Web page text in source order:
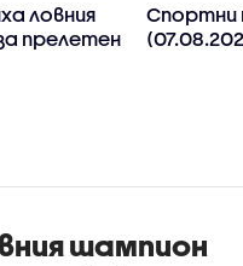
ловния
прелетен
Спортни
шампион